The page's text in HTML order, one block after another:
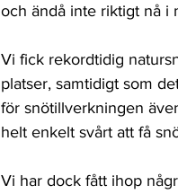
och ändå inte riktigt nå i
Vi fick rekordtidig
platser, samtidigt som
för snötillverkningen
helt enkelt svårt att få
Vi har dock fått ihop